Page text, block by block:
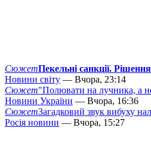
СюжетПекельні санкції.
Новини світу — Вчора, 23:14
Сюжет"Полювати на лучника, а
Новини України — Вчора, 16:36
СюжетЗагадковий звук вибуху
Росія новини — Вчора, 15:27